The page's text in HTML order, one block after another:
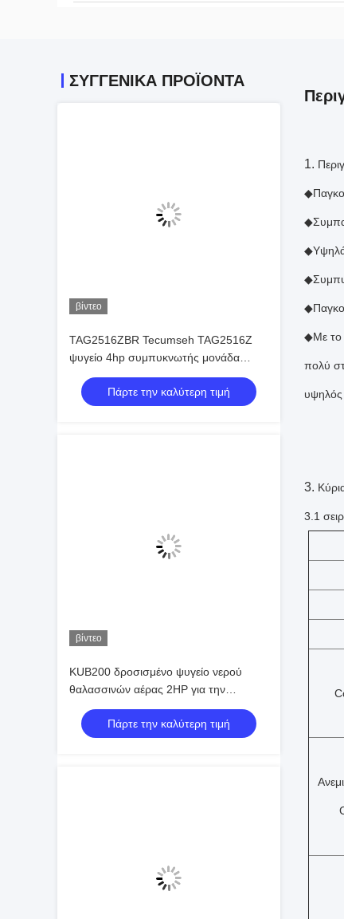
ΣΥΓΓΕΝΙΚΆ ΠΡΟΪΌΝΤΑ
βίντεο
TAG2516ZBR Tecumseh TAG2516Z
ψυγείο 4hp συμπυκνωτής μονάδα
συμπύκνωσης για σύστημα ψύξης
Πάρτε την καλύτερη τιμή
βίντεο
KUB200 δροσισμένο ψυγείο νερού
θαλασσινών αέρας 2HP για την
ερμητική συμπυκνώνοντας μονάδα
συμπυκνωτών ψυκτήρων μονάδων
λιανικών καταστημάτων
Πάρτε την καλύτερη τιμή
1.
◆Με το
πολύ
υψηλός
3.
3.1